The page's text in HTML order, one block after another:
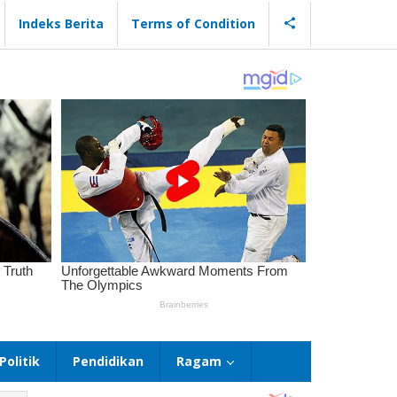
Indeks Berita Terms of Condition
Politik Pendidikan Ragam